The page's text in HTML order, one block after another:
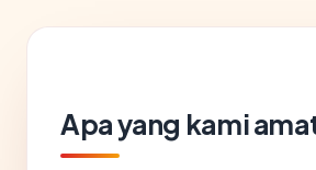
Apa yang kami